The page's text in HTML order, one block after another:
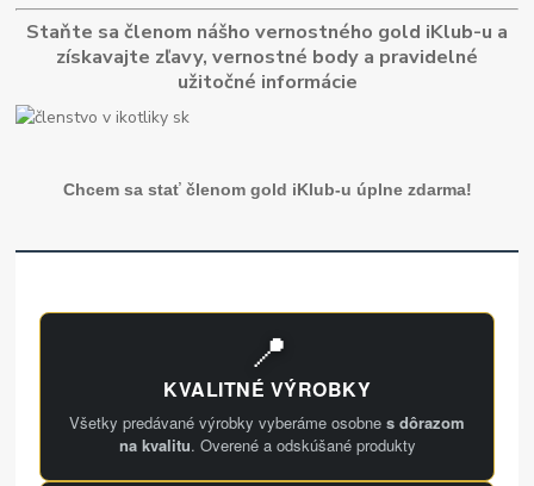
Staňte sa členom nášho vernostného gold iKlub-u a
získavajte zľavy, vernostné body a pravidelné
užitočné informácie
Chcem sa stať členom gold iKlub-u úplne zdarma!
📍
KVALITNÉ VÝROBKY
Všetky predávané výrobky vyberáme osobne s dôrazom
na kvalitu. Overené a odskúšané produkty